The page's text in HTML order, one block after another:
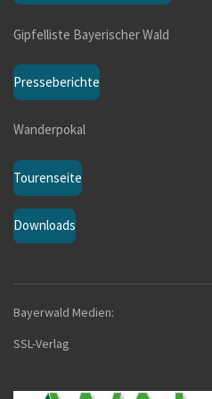
Gipfelliste Bayerischer Wald
Presseberichte
Wanderpokal
Tourenseite
Downloads
Bayerwald Medien:
SSL-Verlag